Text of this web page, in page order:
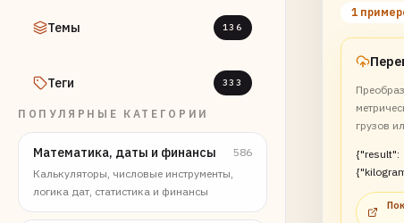
Темы 136
Теги 333
ПОПУЛЯРНЫЕ КАТЕГОРИИ
Математика, даты и финансы
586
Калькуляторы, числовые инструменты,
логика дат, статистика и финансы
1
грузов
{"result":
ns":2.5}}